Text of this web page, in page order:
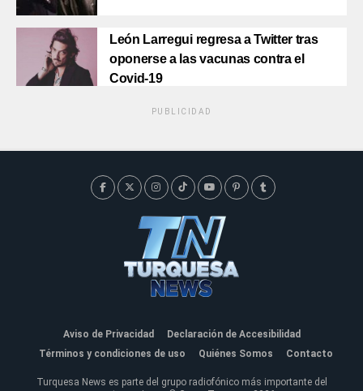
León Larregui regresa a Twitter tras
oponerse a las vacunas contra el
Covid-19
PUBLICIDAD
Aviso de Privacidad
Declaración de Accesibilidad
Términos y condiciones de uso
Quiénes Somos Contacto
Turquesa News es parte del grupo radiofónico más importante del